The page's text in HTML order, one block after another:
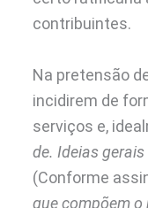
contribuintes.
Na pretensão
incidirem de
serviços e,
de. Ideias
(Conforme
que compõem o